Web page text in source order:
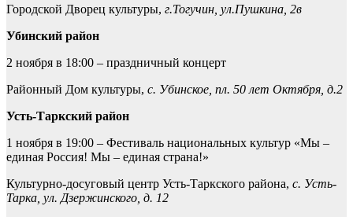
Городской Дворец культуры, г.Тогучин, ул.Пушкина, 2в
Убинский район
2 ноября в 18:00 – праздничный концерт
Районный Дом культуры, с. Убинское, пл. 50 лет Октября, д.2
Усть-Таркский район
1 ноября в 19:00 – Фестиваль национальных культур «Мы –
единая Россия! Мы – единая страна!»
Культурно-досуговый центр Усть-Таркского района, с. Усть-
Тарка, ул. Дзержинского, д. 12